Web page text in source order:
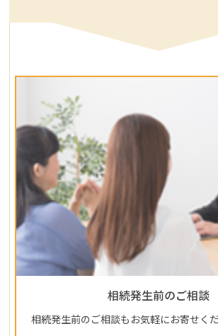
相続発生前のご相談
相続発生前のご相談もお気軽にお寄せくだ